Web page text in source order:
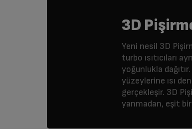
3D
Yeni nesil 3D
turbo ısıtıcıları
yoğunlukla
yüzeylerine ısı
gerçekleşir. 3D
yanmadan, eşit